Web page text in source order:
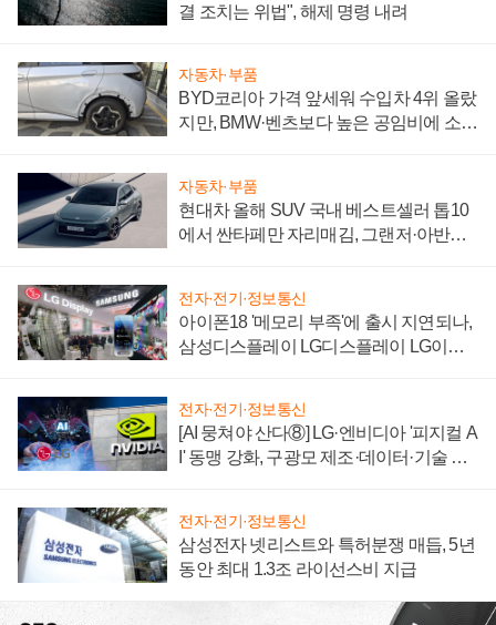
결 조치는 위법", 해제 명령 내려
자동차·부품
BYD코리아 가격 앞세워 수입차 4위 올랐
지만, BMW·벤츠보다 높은 공임비에 소비
자동차·부품
현대차 올해 SUV 국내 베스트셀러 톱10
에서 싼타페만 자리매김, 그랜저·아반떼
전자·전기·정보통신
아이폰18 '메모리 부족'에 출시 지연되나,
삼성디스플레이 LG디스플레이 LG이노
전자·전기·정보통신
[AI 뭉쳐야 산다⑧] LG·엔비디아 '피지컬 A
I' 동맹 강화, 구광모 제조·데이터·기술 결
전자·전기·정보통신
삼성전자 넷리스트와 특허분쟁 매듭, 5년
동안 최대 1.3조 라이선스비 지급